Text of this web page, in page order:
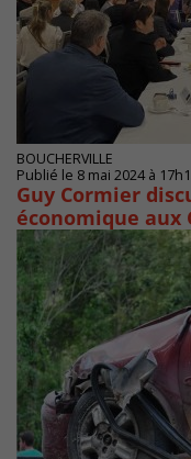
BOUCHERVILLE
Publié le 8 mai 2024 à
Guy Cormier
économique aux